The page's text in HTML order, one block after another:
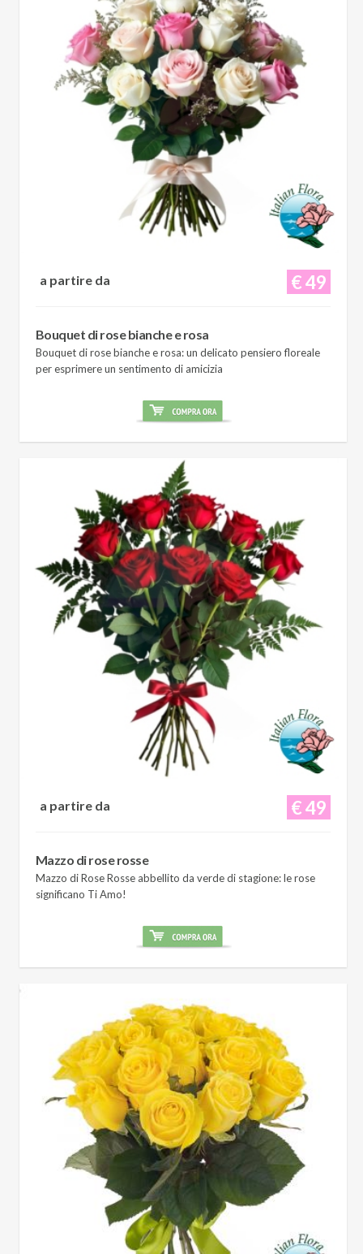
€ 49
a partire da
Bouquet di rose bianche e rosa
Bouquet di rose bianche e rosa: un delicato pensiero floreale
per esprimere un sentimento di amicizia
€ 49
a partire da
Mazzo di rose rosse
Mazzo di Rose Rosse abbellito da verde di stagione: le rose
significano Ti Amo!